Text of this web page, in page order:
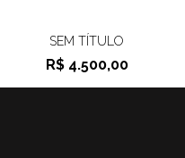
SEM TÍTULO
R$4.500,00